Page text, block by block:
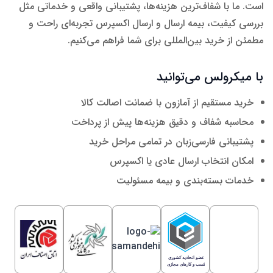
است. ما با شفاف‌ترین هزینه‌ها، پشتیبانی واقعی و خدماتی مثل
بررسی کیفیت، بیمه ارسال و ارسال اکسپرس تجربه‌ای راحت و
مطمئن از خرید بین‌المللی برای شما فراهم می‌کنیم.
با میکرولس می‌توانید
خرید مستقیم از آمازون با ضمانت اصالت کالا
محاسبه شفاف و دقیق هزینه‌ها پیش از پرداخت
پشتیبانی فارسی‌زبان در تمامی مراحل خرید
امکان انتخاب ارسال عادی یا اکسپرس
خدمات بسته‌بندی و بیمه مسئولیت